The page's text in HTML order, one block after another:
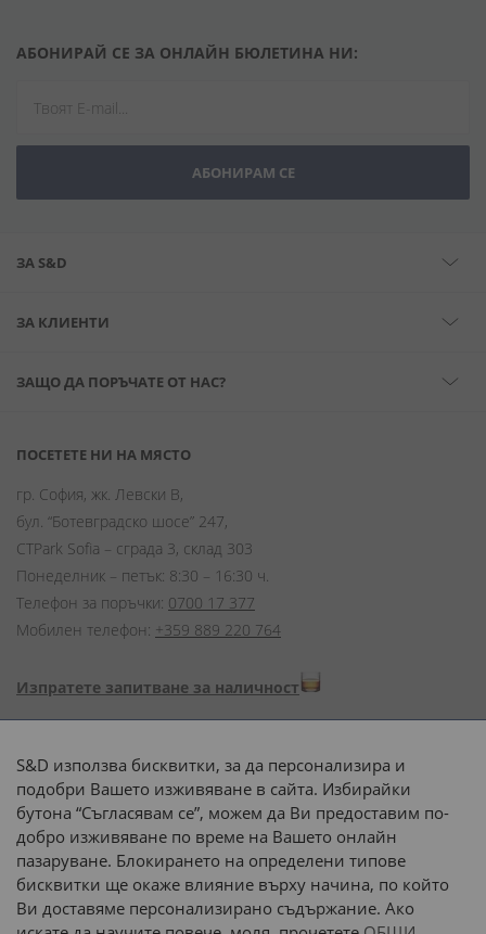
АБОНИРАЙ СЕ ЗА ОНЛАЙН БЮЛЕТИНА НИ:
АБОНИРАМ СЕ
ЗА S&D
ЗА КЛИЕНТИ
ЗАЩО ДА ПОРЪЧАТЕ ОТ НАС?
ПОСЕТЕТЕ НИ НА МЯСТО
гр. София, жк. Левски В,
бул. “Ботевградско шосе” 247,
CTPark Sofia – сграда 3, склад 303
Понеделник – петък: 8:30 – 16:30 ч.
Телефон за поръчки: 0700 17 377
Мобилен телефон: +359 889 220 764
Изпратете запитване за наличност
Начини на плащане:
Доставка до адрес с:
или
наш транспорт
S&D използва бисквитки, за да персонализира и
подобри Вашето изживяване в сайта. Избирайки
бутона “Съгласявам се”, можем да Ви предоставим по-
добро изживяване по време на Вашето онлайн
пазаруване. Блокирането на определени типове
бисквитки ще окаже влияние върху начина, по който
Ви доставяме персонализирано съдържание. Ако